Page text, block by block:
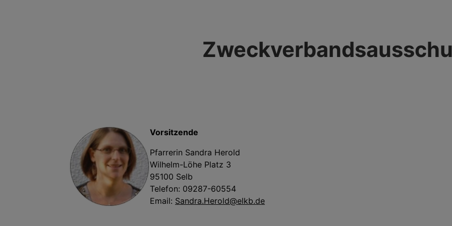
Vorsitzende
Pfarrerin Sandra Herold
Wilhelm-Löhe Platz 3
95100 Selb
Telefon: 09287-60554
Email: Sandra.Herold@elkb.de